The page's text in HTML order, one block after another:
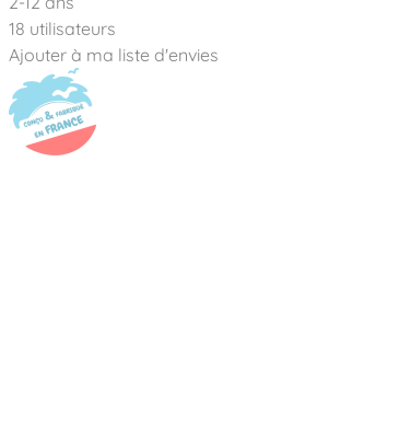
18 utilisateurs
Ajouter à ma liste d'envies